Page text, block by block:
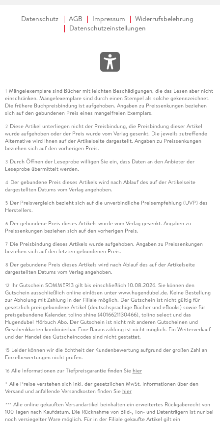
Datenschutz AGB Impressum
Widerrufsbelehrung
Datenschutzeinstellungen
1 Mängelexemplare sind Bücher mit leichten Beschädigungen, die das Lesen aber nicht
einschränken. Mängelexemplare sind durch einen Stempel als solche gekennzeichnet.
Die frühere Buchpreisbindung ist aufgehoben. Angaben zu Preissenkungen beziehen
sich auf den gebundenen Preis eines mangelfreien Exemplars.
2 Diese Artikel unterliegen nicht der Preisbindung, die Preisbindung dieser Artikel
wurde aufgehoben oder der Preis wurde vom Verlag gesenkt. Die jeweils zutreffende
Alternative wird Ihnen auf der Artikelseite dargestellt. Angaben zu Preissenkungen
beziehen sich auf den vorherigen Preis.
3 Durch Öffnen der Leseprobe willigen Sie ein, dass Daten an den Anbieter der
Leseprobe übermittelt werden.
4 Der gebundene Preis dieses Artikels wird nach Ablauf des auf der Artikelseite
dargestellten Datums vom Verlag angehoben.
5 Der Preisvergleich bezieht sich auf die unverbindliche Preisempfehlung (UVP) des
Herstellers.
6 Der gebundene Preis dieses Artikels wurde vom Verlag gesenkt. Angaben zu
Preissenkungen beziehen sich auf den vorherigen Preis.
7 Die Preisbindung dieses Artikels wurde aufgehoben. Angaben zu Preissenkungen
beziehen sich auf den letzten gebundenen Preis.
8 Der gebundene Preis dieses Artikels wird nach Ablauf des auf der Artikelseite
dargestellten Datums vom Verlag angehoben.
12 Ihr Gutschein SOMMER13 gilt bis einschließlich 10.08.2026. Sie können den
Gutschein ausschließlich online einlösen unter www.hugendubel.de. Keine Bestellung
zur Abholung mit Zahlung in der Filiale möglich. Der Gutschein ist nicht gültig für
gesetzlich preisgebundene Artikel (deutschsprachige Bücher und eBooks) sowie für
preisgebundene Kalender, tolino shine (4016621130466), tolino select und das
Hugendubel Hörbuch Abo. Der Gutschein ist nicht mit anderen Gutscheinen und
Geschenkkarten kombinierbar. Eine Barauszahlung ist nicht möglich. Ein Weiterverkauf
und der Handel des Gutscheincodes sind nicht gestattet.
15 Leider können wir die Echtheit der Kundenbewertung aufgrund der großen Zahl an
Einzelbewertungen nicht prüfen.
16 Alle Informationen zur Tiefpreisgarantie finden Sie hier
* Alle Preise verstehen sich inkl. der gesetzlichen MwSt. Informationen über den
Versand und anfallende Versandkosten finden Sie hier
*** Alle online gekauften Versandartikel beinhalten ein erweitertes Rückgaberecht von
100 Tagen nach Kaufdatum. Die Rücknahme von Bild-, Ton- und Datenträgern ist nur bei
noch versiegelter Ware möglich. Für in der Filiale gekaufte Artikel gilt ein